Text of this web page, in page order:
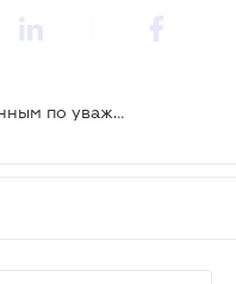
Когда прогул считается совершенным по уважительным причинам: решение Верховного Суда